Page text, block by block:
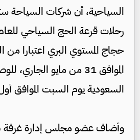
السياحية، أن شركات السياحة
رحلات قرعة الحج السياحي
حجاج المستوي البري اعتبارا من
الموافق 31 من مايو
السعودية يوم السبت الموافق أول
وأضاف عضو مجلس إدارة غرفة